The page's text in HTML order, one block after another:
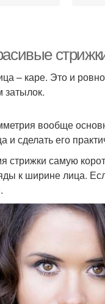
круглого
– каре. Это и
затылок.
вообще
и сделать его
стрижки самую
к ширине лица.